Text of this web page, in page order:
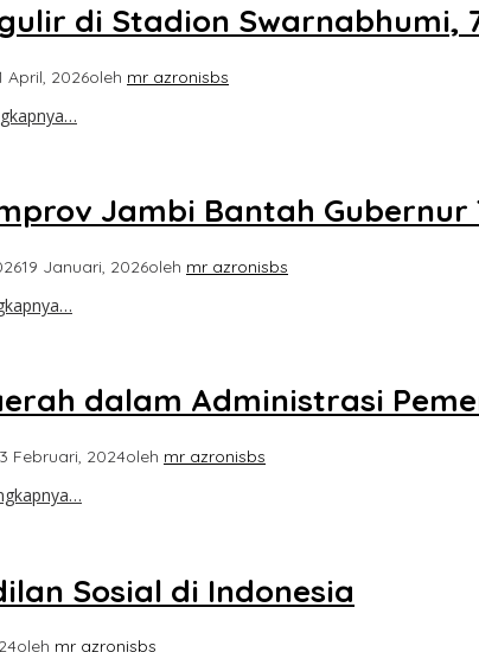
di Stadion Swarnabhumi,
April, 2026oleh mr azronisbs
Jambi Bantah Gubernur
19 Januari, 2026oleh mr azronisbs
dalam Administrasi
Februari, 2024oleh mr azronisbs
Sosial di Indonesia
oleh mr azronisbs